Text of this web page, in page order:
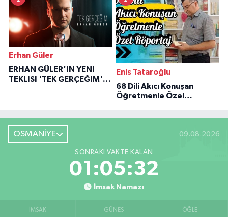
Erhan Güler
ERHAN GÜLER'IN YENI
TEKLISI 'TEK GERÇEĞIM'LE
Enis Tataroğlu
68 Dili Akıcı Konuşan
Öğretmenle Özel
OSMANİYE 09.08.2026
SONRAKI VAKTE KALAN
01:05:31
İmsak Namazı
İMSAK GÜNEŞ ÖĞLE